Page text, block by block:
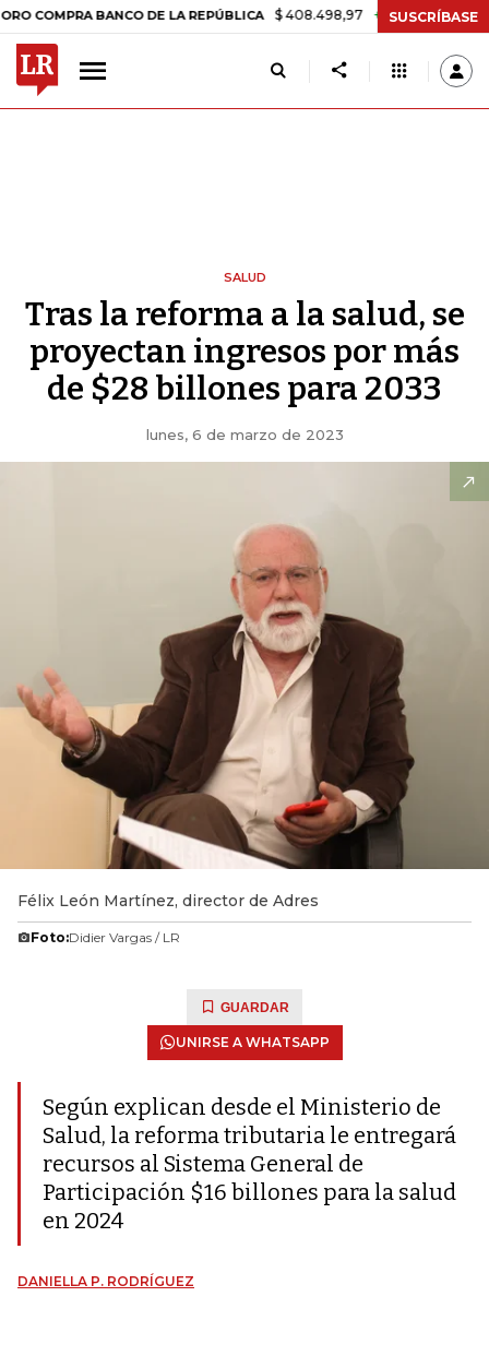
BANCO DE LA REPÚBLICA $ 408.498,97 +$ 8.753,81 +2,19%
SUSCRÍBASE
SALUD
Tras la reforma a la salud, se
proyectan ingresos por más
de $28 billones para 2033
lunes, 6 de marzo de 2023
Félix León Martínez, director de Adres
Foto:Didier Vargas / LR
GUARDAR
UNIRSE A WHATSAPP
Según explican desde el Ministerio de
Salud, la reforma tributaria le entregará
recursos al Sistema General de
Participación $16 billones para la salud
en 2024
DANIELLA P. RODRÍGUEZ